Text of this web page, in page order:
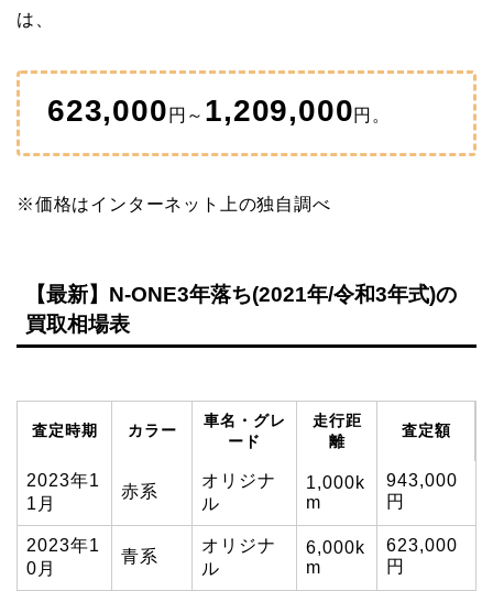
は、
623,000 円～ 1,209,000円。
※価格はインターネット上の独自調べ
【最新】N-ONE3年落ち(2021年/令和3年式)の
買取相場表
査定時期 カラー
車名・グレ
ード
走行距
離
査定額
2023年1
1月
赤系
オリジナ
ル
1,000k
m
943,000
円
2023年1
0月
青系
オリジナ
ル
6,000k
m
623,000
円